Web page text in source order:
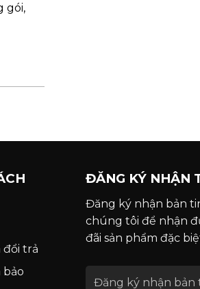
gói,
đổi trả
bảo
ĐĂNG KÝ NHẬN
Đăng ký nhận bản
chúng tôi để nhận
đãi sản phẩm đặc